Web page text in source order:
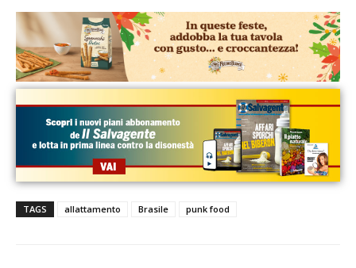
TAGS allattamento Brasile punk food